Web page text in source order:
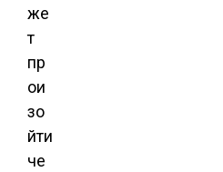
же
т
пр
ои
зо
йти
че